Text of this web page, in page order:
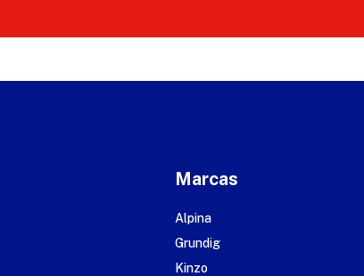
Marcas
Alpina
Grundig
Kinzo